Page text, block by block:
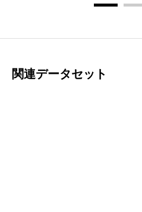
サイン
関連データセット